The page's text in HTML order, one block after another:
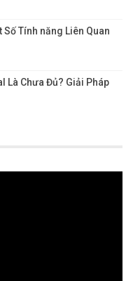
Tính năng Liên Quan
Là Chưa Đủ? Giải Pháp